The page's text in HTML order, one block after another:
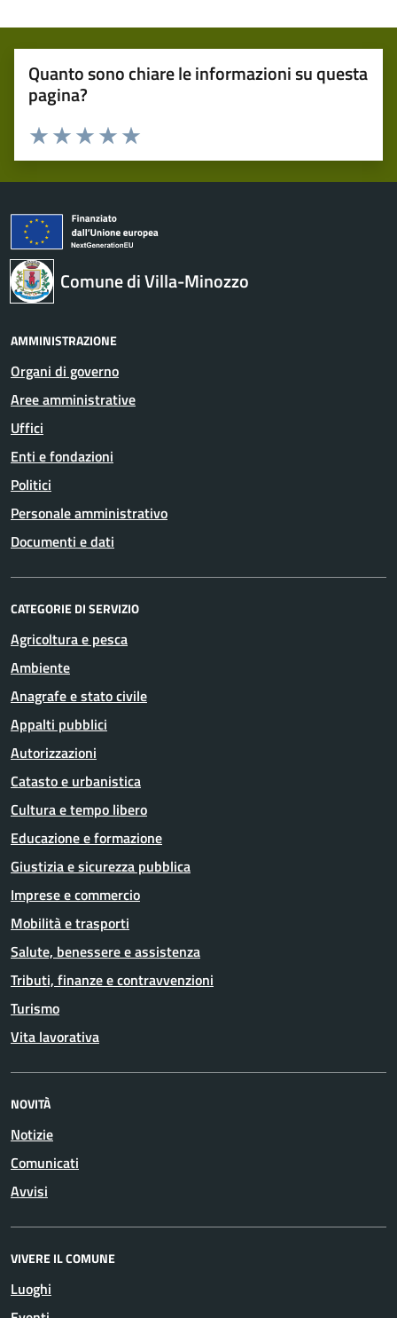
Quanto sono chiare le informazioni su questa
pagina?
Valuta 5 stelle su 5
Valuta 4 stelle su 5
Valuta 3 stelle su 5
Valuta 2 stelle su 5
Valuta 1 stelle su 5
Comune di Villa-Minozzo
AMMINISTRAZIONE
Organi di governo
Aree amministrative
Uffici
Enti e fondazioni
Politici
Personale amministrativo
Documenti e dati
CATEGORIE DI SERVIZIO
Agricoltura e pesca
Ambiente
Anagrafe e stato civile
Appalti pubblici
Autorizzazioni
Catasto e urbanistica
Cultura e tempo libero
Educazione e formazione
Giustizia e sicurezza pubblica
Imprese e commercio
Mobilità e trasporti
Salute, benessere e assistenza
Tributi, finanze e contravvenzioni
Turismo
Vita lavorativa
NOVITÀ
Notizie
Comunicati
Avvisi
VIVERE IL COMUNE
Luoghi